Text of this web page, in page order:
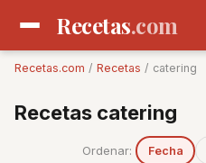
Recetas.com
Recetas.com / Recetas / catering
Recetas catering
Ordenar: Fecha